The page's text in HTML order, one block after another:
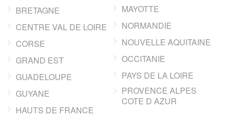
BRETAGNE
CENTRE VAL DE LOIRE
CORSE
GRAND EST
GUADELOUPE
GUYANE
HAUTS DE FRANCE
MAYOTTE
NORMANDIE
NOUVELLE AQUITAINE
OCCITANIE
PAYS DE LA LOIRE
PROVENCE ALPES
COTE D AZUR